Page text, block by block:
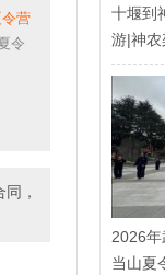
营
令
，
十堰到
游|神农
2026
当山夏